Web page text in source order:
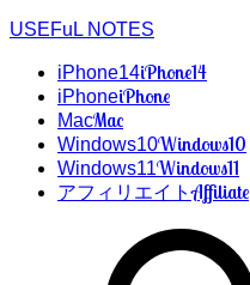
USEFuL NOTES
iPhone14iPhone14
iPhoneiPhone
MacMac
Windows10Windows10
Windows11Windows11
アフィリエイトAffiliate